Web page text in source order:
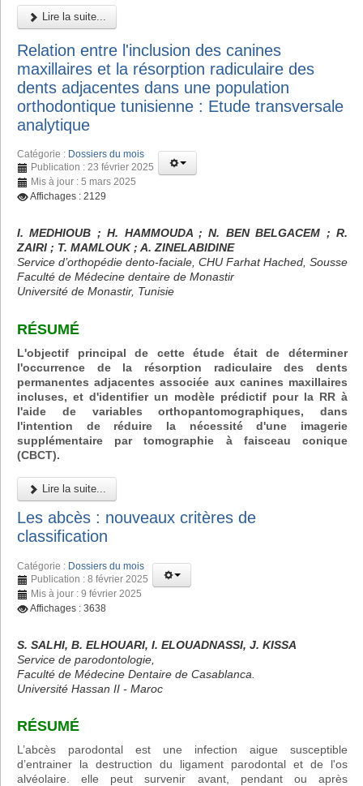
Lire la suite...
Relation entre l'inclusion des canines
maxillaires et la résorption radiculaire des
dents adjacentes dans une population
orthodontique tunisienne : Etude transversale
analytique
Catégorie : Dossiers du mois
Publication : 23 février 2025
Mis à jour : 5 mars 2025
Affichages : 2129
I. MEDHIOUB ; H. HAMMOUDA ; N. BEN BELGACEM ; R.
ZAIRI ; T. MAMLOUK ; A. ZINELABIDINE
Service d’orthopédie dento-faciale, CHU Farhat Hached, Sousse
Faculté de Médecine dentaire de Monastir
Université de Monastir, Tunisie
RÉSUMÉ
L'objectif principal de cette étude était de déterminer
l'occurrence de la résorption radiculaire des dents
permanentes adjacentes associée aux canines maxillaires
incluses, et d'identifier un modèle prédictif pour la RR à
l'aide de variables orthopantomographiques, dans
l'intention de réduire la nécessité d'une imagerie
supplémentaire par tomographie à faisceau conique
(CBCT).
Lire la suite...
Les abcès : nouveaux critères de
classification
Catégorie : Dossiers du mois
Publication : 8 février 2025
Mis à jour : 9 février 2025
Affichages : 3638
S. SALHI, B. ELHOUARI, I. ELOUADNASSI, J. KISSA
Service de parodontologie,
Faculté de Médecine Dentaire de Casablanca.
Université Hassan II - Maroc
RÉSUMÉ
L’abcès parodontal est une infection aigue susceptible
d’entrainer la destruction du ligament parodontal et de l'os
alvéolaire. elle peut survenir avant, pendant ou après